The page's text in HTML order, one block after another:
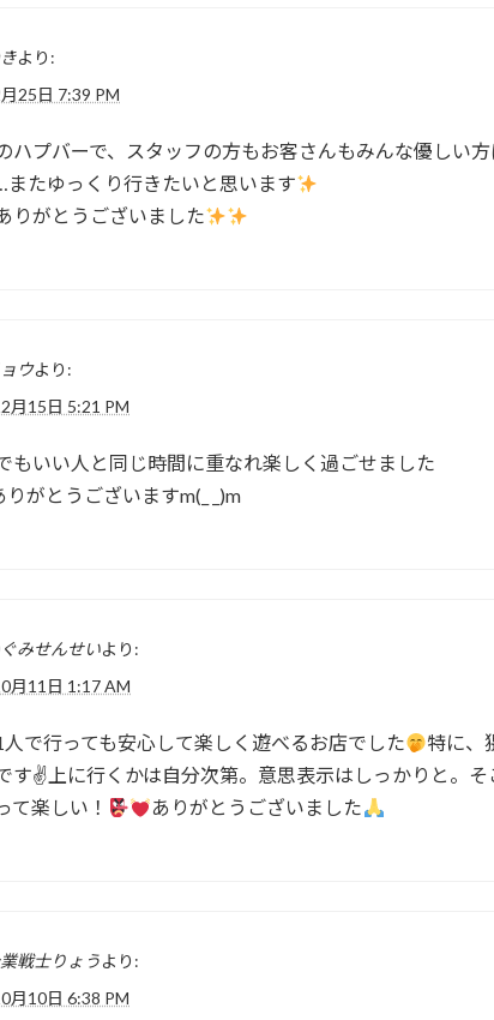
より:
25日 7:39 PM
ハプバーで、スタッフの方もお客さんもみんな優しい
またゆっくり行きたいと思います
りがとうございました
ウより:
月15日 5:21 PM
もいい人と同じ時間に重なれ楽しく過ごせました
がとうございますm(_ _)m
みせんせいより:
月11日 1:17 AM
で行っても安心して楽しく遊べるお店でした
特に、
す✌ 上に行くかは自分次第。意思表示はしっかりと。
て楽しい！
ありがとうございました
戦士りょうより:
月10日 6:38 PM